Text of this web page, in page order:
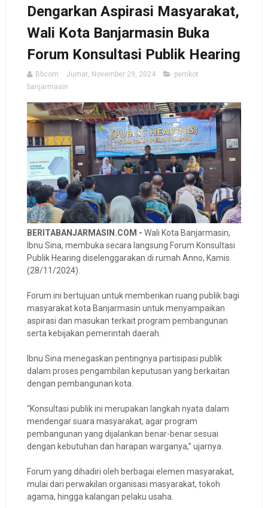
Dengarkan Aspirasi Masyarakat,
Wali Kota Banjarmasin Buka
Forum Konsultasi Publik Hearing
Bbcom Jumat, November 29, 2024
pemkot
banjarmasin
BERITABANJARMASIN.COM - Wali Kota Banjarmasin,
Ibnu Sina, membuka secara langsung Forum Konsultasi
Publik Hearing diselenggarakan di rumah Anno, Kamis
(28/11/2024).
Forum ini bertujuan untuk memberikan ruang publik bagi
masyarakat kota Banjarmasin untuk menyampaikan
aspirasi dan masukan terkait program pembangunan
serta kebijakan pemerintah daerah.
Ibnu Sina menegaskan pentingnya partisipasi publik
dalam proses pengambilan keputusan yang berkaitan
dengan pembangunan kota.
“Konsultasi publik ini merupakan langkah nyata dalam
mendengar suara masyarakat, agar program
pembangunan yang dijalankan benar-benar sesuai
dengan kebutuhan dan harapan warganya,” ujarnya.
Forum yang dihadiri oleh berbagai elemen masyarakat,
mulai dari perwakilan organisasi masyarakat, tokoh
agama, hingga kalangan pelaku usaha.